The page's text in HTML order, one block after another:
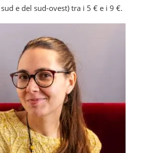
e del sud-ovest) tra i 5 € e i 9 €.